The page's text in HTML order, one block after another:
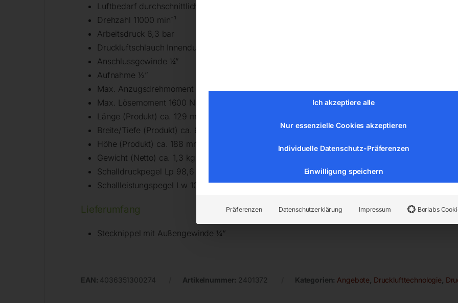
Luftbedarf durchschnittlich, ca. 132 l/min
Drehzahl 11000 min¯¹
Arbeitsdruck 6,3 bar
Druckluftschlauch Innendurchmesser 10 mm
Anschlussgewinde ¼”
Aufnahme ½”
Max. Anzugsdrehmoment 540 Nm
Max. Lösemoment 1600 Nm
Länge (Produkt) ca. 129 mm
Breite/Tiefe (Produkt) ca. 66 mm
Höhe (Produkt) ca. 188 mm
Gewicht (Netto) ca. 1,3 kg
Schalldruckpegel Lp 98,6 dB(A)
Schallleistungspegel Lw 109,6 dB(A)
Lieferumfang
Stecknippel mit Außengewinde ¼“
EAN: 4036351300274 Artikelnummer: 2401372 Kategorien:Angebote, Drucklufttechnologie,
Ich akzeptiere alle
Nur essenzielle Cookies akzeptieren
Individuelle Datenschutz-Präferenzen
Einwilligung speichern
Präferenzen Datenschutzerklärung Impressum Borlabs